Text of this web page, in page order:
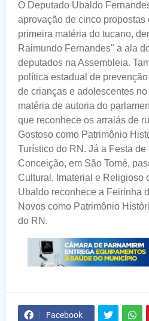
O Deputado Ubaldo
aprovação de cinco propostas
primeira matéria do tucano,
Raimundo Fernandes" a ala
deputados na Assembleia.
política estadual de
de crianças e adolescentes no
matéria de autoria do
que reconhece os arraiás de
Gostoso como Patrimônio
Turístico do RN. Já a Festa
Conceição, em São Tomé,
Cultural, Imaterial e Religioso
Ubaldo reconhece a Feirinha
Novos como Patrimônio
do RN.
Facebook